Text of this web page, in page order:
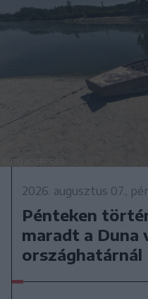
2026. augusztus 07.,
Pénteken
maradt a Duna
országhatárnál